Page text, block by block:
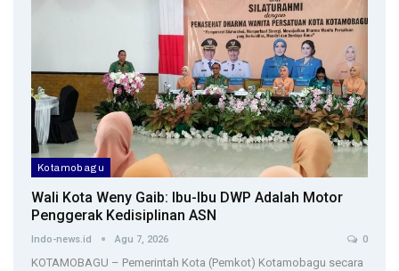
Kotamobagu
Wali Kota Weny Gaib: Ibu-Ibu DWP Adalah Motor
Penggerak Kedisiplinan ASN
Indo-news.id Agu 7, 2026 0
KOTAMOBAGU – Pemerintah Kota (Pemkot) Kotamobagu secara